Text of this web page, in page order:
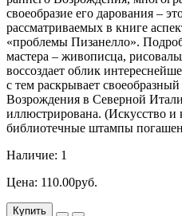
своеобразие его дарования –
рассматриваемых в книге
«проблемы Пизанелло».
мастера – живописца,
воссоздает облик
с тем раскрывает
Возрождения в Северной
иллюстрирована. (Искусство и
библиотечные штампы
Наличие: 1
Цена: 110.00руб.
Купить